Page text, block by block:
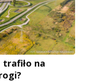
trafiło na